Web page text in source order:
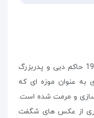
شیخ سعید آل مکتوم از 1921 تا 1958 حاکم دبی و پدربزرگ
به عنوان موزه ای که
و مرمت شده است.
از عکس های شگفت